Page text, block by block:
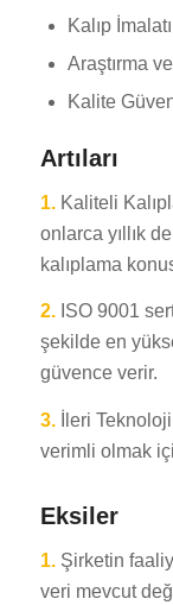
Kalıp
Araştırma
Kalite
Artıları
1.Kaliteli
onlarca yıllık
kalıplama
2.ISO 9001
şekilde en
güvence verir.
3.İleri Teknoloji
verimli olmak
Eksiler
1.Şirketin
veri mevcut